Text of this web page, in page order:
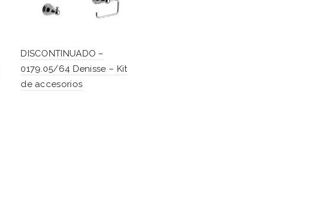
DISCONTINUADO –
0179.05/64 Denisse – Kit
de accesorios